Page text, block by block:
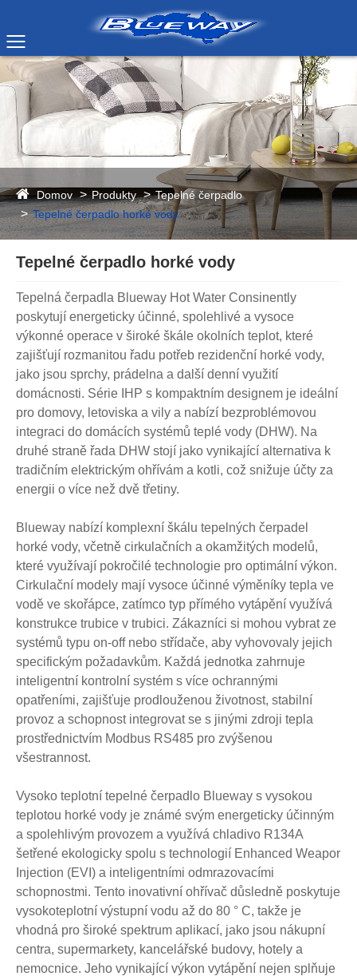
Domov Produkty
Tepelné čerpadlo
Tepelné čerpadlo horké vody
Tepelné čerpadlo horké vody
Tepelná čerpadla Blueway Hot Water Consinently
poskytují energeticky účinné, spolehlivé a vysoce
výkonné operace v široké škále okolních teplot, které
zajišťují rozmanitou řadu potřeb rezidenční horké vody,
jako jsou sprchy, prádelna a další denní využití
domácnosti. Série IHP s kompaktním designem je ideální
pro domovy, letoviska a vily a nabízí bezproblémovou
integraci do domácích systémů teplé vody (DHW). Na
druhé straně řada DHW stojí jako vynikající alternativa k
tradičním elektrickým ohřívám a kotli, což snižuje účty za
energii o více než dvě třetiny.
Blueway nabízí komplexní škálu tepelných čerpadel
horké vody, včetně cirkulačních a okamžitých modelů,
které využívají pokročilé technologie pro optimální výkon.
Cirkulační modely mají vysoce účinné výměníky tepla ve
vodě ve skořápce, zatímco typ přímého vytápění využívá
konstrukce trubice v trubici. Zákazníci si mohou vybrat ze
systémů typu on-off nebo střídače, aby vyhovovaly jejich
specifickým požadavkům. Každá jednotka zahrnuje
inteligentní kontrolní systém s více ochrannými
opatřeními, zajišťuje prodlouženou životnost, stabilní
provoz a schopnost integrovat se s jinými zdroji tepla
prostřednictvím Modbus RS485 pro zvýšenou
všestrannost.
Vysoko teplotní tepelné čerpadlo Blueway s vysokou
teplotou horké vody je známé svým energeticky účinným
a spolehlivým provozem a využívá chladivo R134A
šetřené ekologicky spolu s technologií Enhanced Weapor
Injection (EVI) a inteligentními odmrazovacími
schopnostmi. Tento inovativní ohřívač důsledně poskytuje
vysokoteplotní výstupní vodu až do 80 ° C, takže je
vhodná pro široké spektrum aplikací, jako jsou nákupní
centra, supermarkety, kancelářské budovy, hotely a
nemocnice. Jeho vynikající výkon vytápění nejen splňuje